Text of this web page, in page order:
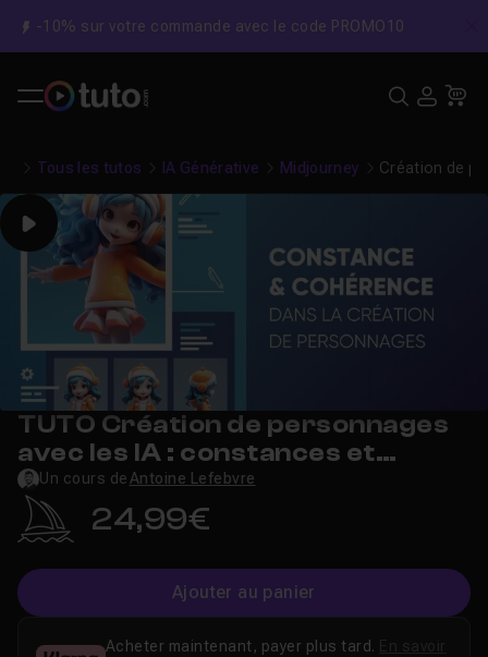
-10% sur votre commande avec le code PROMO10
Tous les tutos IA Générative Midjourney Création de
Play
TUTO Création de personnages
avec les IA : constances et
cohérence
Un cours de Antoine Lefebvre
24,99€
Ajouter au panier
Acheter maintenant, payer plus tard.